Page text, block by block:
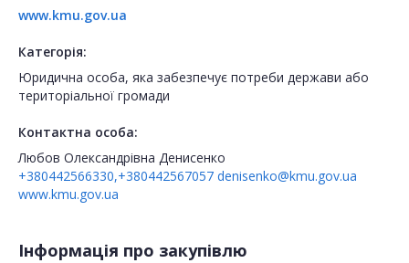
www.kmu.gov.ua
Категорія:
Юридична особа, яка забезпечує потреби держави або
територіальної громади
Контактна особа:
Любов Олександрівна Денисенко
+380442566330,+380442567057 denisenko@kmu.gov.ua
www.kmu.gov.ua
Інформація про закупівлю